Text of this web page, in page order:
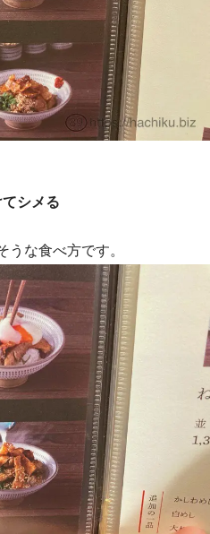
シメる
うな食べ方です。